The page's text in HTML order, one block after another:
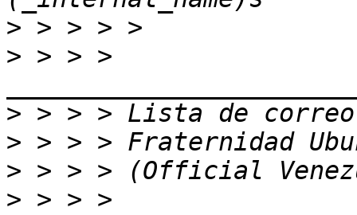
>
> > > >
>
>
>
> > > >